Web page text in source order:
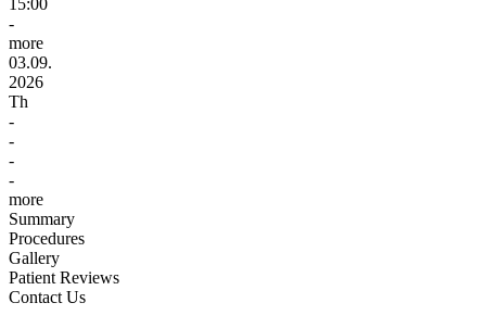
15:00
-
more
03.09.
2026
Th
-
-
-
-
more
Summary
Procedures
Gallery
Patient Reviews
Contact Us